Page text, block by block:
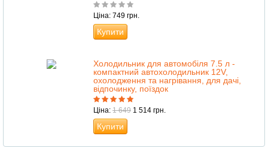
Ціна: 749 грн.
Купити
Холодильник для автомобіля 7.5 л -
компактний автохолодильник 12V,
охолодження та нагрівання, для дачі,
відпочинку, поїздок
Ціна: 1 649 1 514 грн.
Купити